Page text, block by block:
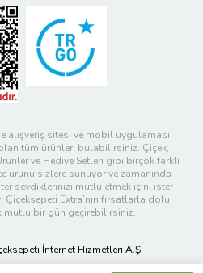
alışveriş sitesi ve mobil uygulaması
olan tüm ürünleri bulabilirsiniz. Çiçek,
ve Hediye Setleri gibi birçok farklı
ürünü sizlere sunuyor ve zamanında
sevdiklerinizi mutlu etmek için, ister
Extra’nın fırsatlarla dolu
mutlu bir gün geçirebilirsiniz.
İnternet Hizmetleri A.Ş